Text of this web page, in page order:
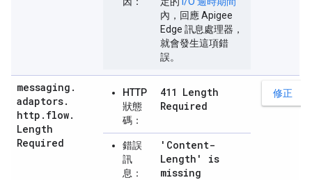
內，回應 Apigee
Edge 訊息處理器，
就會發生這項錯
誤。
messaging .
adaptors.
http . flow.
Length
Required
HTTP
狀態
碼：
411 Length
Required
錯誤
訊
息：
'Content-
Length' is
missing
修正